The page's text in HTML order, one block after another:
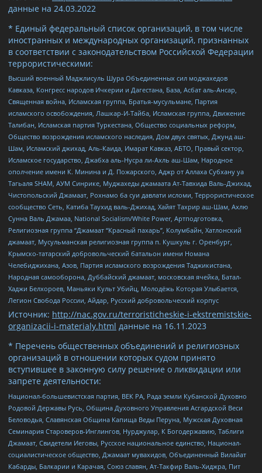
данные на 24.03.2022
* Единый федеральный список организаций, в том числе
иностранных и международных организаций, признанных
в соответствии с законодательством Российской Федерации
террористическими:
Высший военный Маджлисуль Шура Объединенных сил моджахедов
Кавказа, Конгресс народов Ичкерии и Дагестана, База, Асбат аль-Ансар,
Священная война, Исламская группа, Братья-мусульмане, Партия
исламского освобождения, Лашкар-И-Тайба, Исламская группа, Движение
Талибан, Исламская партия Туркестана, Общество социальных реформ,
Общество возрождения исламского наследия, Дом двух святых, Джунд аш-
Шам, Исламский джихад, Аль-Каида, Имарат Кавказ, АБТО, Правый сектор,
Исламское государство, Джабха аль-Нусра ли-Ахль аш-Шам, Народное
ополчение имени К. Минина и Д. Пожарского, Аджр от Аллаха Субхану уа
Тагьаля SHAM, АУМ Синрике, Муджахеды джамаата Ат-Тавхида Валь-Джихад,
Чистопольский Джамаат, Рохнамо ба суи давлати исломи, Террористическое
сообщество Сеть, Катиба Таухид валь-Джихад, Хайят Тахрир аш-Шам, Ахлю
Сунна Валь Джамаа, National Socialism/White Power, Артподготовка,
Религиозная группа “Джамаат “Красный пахарь”, Колумбайн, Хатлонский
джамаат, Мусульманская религиозная группа п. Кушкуль г. Оренбург,
Крымско-татарский добровольческий батальон имени Номана
Челебиджихана, Азов, Партия исламского возрождения Таджикистана,
Народная самооборона, Дуббайский джамаат, московская ячейка, Батал-
Хаджи Белхороев, Маньяки Культ Убийц, Молодёжь Которая Улыбается,
Легион Свобода России, Айдар, Русский добровольческий корпус
Источник: http://nac.gov.ru/terroristicheskie-i-ekstremistskie-
organizacii-i-materialy.html данные на 16.11.2023
* Перечень общественных объединений и религиозных
организаций в отношении которых судом принято
вступившее в законную силу решение о ликвидации или
запрете деятельности:
Национал-большевистская партия, ВЕК РА, Рада земли Кубанской Духовно
Родовой Державы Русь, Община Духовного Управления Асгардской Веси
Беловодья, Славянская Община Капища Веды Перуна, Мужская Духовная
Семинария Староверов-Инглингов, Нурджулар, К Богодержавию, Таблиги
Джамаат, Свидетели Иеговы, Русское национальное единство, Национал-
социалистическое общество, Джамаат мувахидов, Объединенный Вилайат
Кабарды, Балкарии и Карачая, Союз славян, Ат-Такфир Валь-Хиджра, Пит